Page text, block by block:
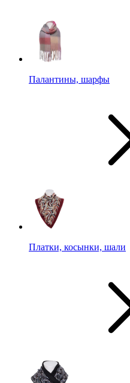
Палантины, шарфы
Платки, косынки, шали